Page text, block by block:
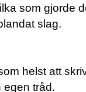
som gjorde
slag.
helst att
egen tråd.